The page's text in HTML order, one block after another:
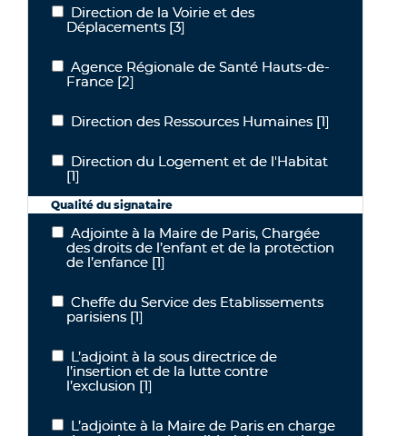
Direction de la Voirie et des Déplacements
Direction de la Voirie et des
Déplacements [3]
Agence Régionale de Santé Hauts-de-France
Agence Régionale de Santé Hauts-de-
France [2]
Direction des Ressources Humaines
Direction des Ressources Humaines [1]
Direction du Logement et de l'Habitat
Direction du Logement et de l'Habitat
[1]
Qualité du signataire
Adjointe à la Maire de Paris, Chargée des droits de l’enfant et de
Adjointe à la Maire de Paris, Chargée
des droits de l’enfant et de la protection
de l’enfance [1]
Cheffe du Service des Etablissements parisiens
Cheffe du Service des Etablissements
parisiens [1]
L’adjoint à la sous directrice de l’insertion et de la lutte contre
L’adjoint à la sous directrice de
l’insertion et de la lutte contre
l’exclusion [1]
L’adjointe à la Maire de Paris en charge des seniors et des
L’adjointe à la Maire de Paris en charge